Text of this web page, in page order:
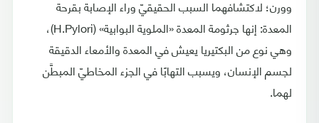
وورن؛ لاكتشافهما السبب الحقيقيّ وراء الإصابة بقرحة
المعدة: إنها جرثومة المعدة «الملوية البوابية» (H.Pylori)،
وهي نوع من البكتيريا يعيش في المعدة والأمعاء الدقيقة
لجسم الإنسان، ويسبب التهابًا في الجزء المخاطيّ المبطَّن
لهما.